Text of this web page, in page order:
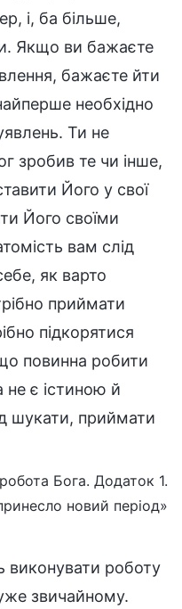
і, ба більше,
Якщо ви бажаєте
бажаєте йти
необхідно
Ти не
зробив те чи інше,
Його у свої
Його своїми
вам слід
як варто
приймати
підкорятися
повинна робити
є істиною й
шукати, приймати
Бога. Додаток 1.
новий період»
виконувати роботу
звичайному.